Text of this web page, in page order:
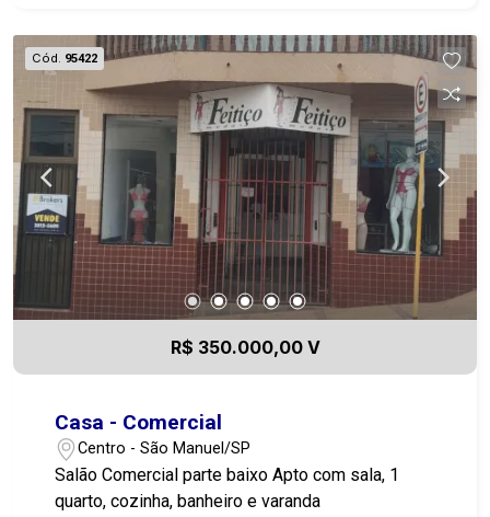
Cód. 95422
R$ 350.000,00 V
Casa - Comercial
Centro - São Manuel/SP
Salão Comercial parte baixo Apto com sala, 1
quarto, cozinha, banheiro e varanda